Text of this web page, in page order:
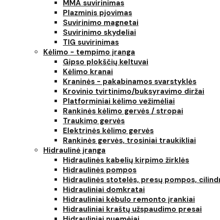
MMA suvirinimas
Plazminis pjovimas
Suvirinimo magnetai
Suvirinimo skydeliai
TIG suvirinimas
Kėlimo - tempimo įranga
Gipso plokščių keltuvai
Kėlimo kranai
Kraninės - pakabinamos svarstyklės
Krovinio tvirtinimo/buksyravimo diržai
Platforminiai kėlimo vežimėliai
Rankinės kėlimo gervės / stropai
Traukimo gervės
Elektrinės kėlimo gervės
Rankinės gervės, trosiniai traukikliai
Hidraulinė įranga
Hidraulinės kabelių kirpimo žirklės
Hidraulinės pompos
Hidraulinės stotelės, presų pompos,
Hidrauliniai domkratai
Hidrauliniai kėbulo remonto įrankiai
Hidrauliniai kraštų užspaudimo presai